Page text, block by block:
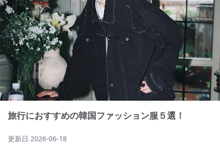
旅行におすすめの韓国ファッション服５選！
更新日 2026-06-18